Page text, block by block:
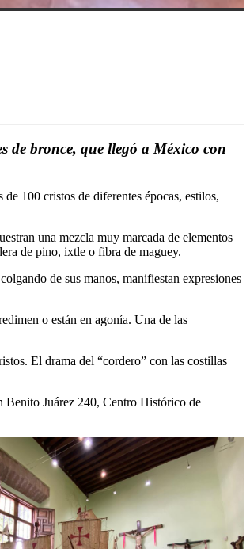
de bronce, que llegó a México con
100 cristos de diferentes épocas, estilos,
una mezcla muy marcada de elementos
de pino, ixtle o fibra de maguey.
de sus manos, manifiestan expresiones
o están en agonía. Una de las
El drama del “cordero” con las costillas
Benito Juárez 240, Centro Histórico de